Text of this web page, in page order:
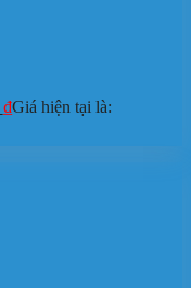
₫Giá hiện tại là: